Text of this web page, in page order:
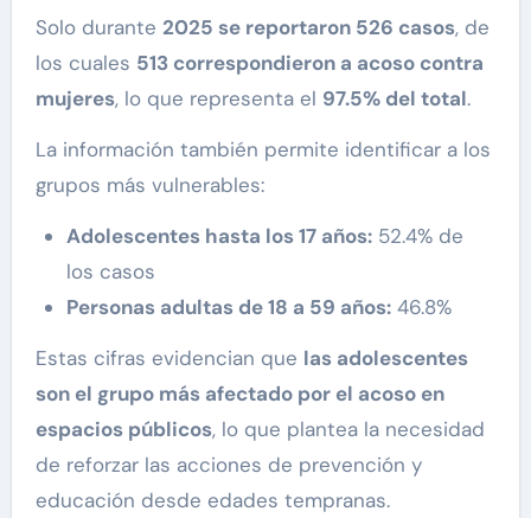
Solo durante 2025 se reportaron 526 casos, de
los cuales 513 correspondieron a acoso contra
mujeres, lo que representa el 97.5% del total.
La información también permite identificar a los
grupos más vulnerables:
Adolescentes hasta los 17 años:52.4% de
los casos
Personas adultas de 18 a 59 años:46.8%
Estas cifras evidencian que las adolescentes
son el grupo más afectado por el acoso en
espacios públicos, lo que plantea la necesidad
de reforzar las acciones de prevención y
educación desde edades tempranas.